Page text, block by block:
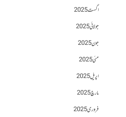
اگست 2025
جولائی 2025
جون 2025
مئی 2025
اپریل 2025
مارچ 2025
فروری 2025